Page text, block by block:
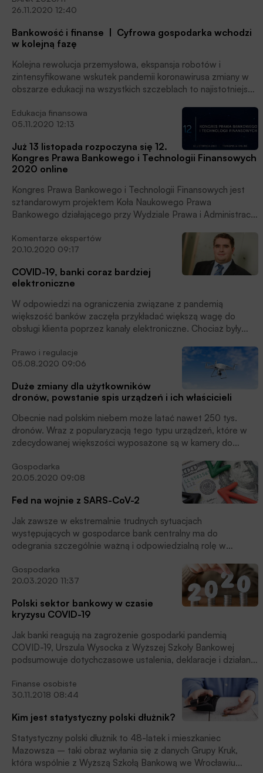
– uważa Grzegorz Rippel, ekspert ds. doradztwa
w Opolu.
26.11.2020 12:40
Bankowość i finanse | Cyfrowa gospodarka wchodzi
w kolejną fazę
Kolejna rewolucja przemysłowa, ekspansja robotów i
zintensyfikowane wskutek pandemii koronawirusa zmiany w
obszarze edukacji na wszystkich szczeblach to najistotniejsze
Gospodarki Elektronicznej.
Edukacja finansowa
05.11.2020 12:13
Już 13 listopada rozpoczyna się 12.
Kongres Prawa Bankowego i Technologii Finansowych
2020 online
Kongres Prawa Bankowego i Technologii Finansowych jest
sztandarowym projektem Koła Naukowego Prawa
Bankowego działającego przy Wydziale Prawa i Administracji
kalendarz najważniejszych wydarzeń na biznesowo-prawnej
mapie Polski. Zasadniczym celem każdej edycji jest
stworzenie przestrzeni do dyskusji dla środowiska
prawniczego, akademickiego i szeroko rozumianego biznesu.
Komentarze ekspertów
20.10.2020 09:17
COVID-19, banki coraz bardziej
elektroniczne
W odpowiedzi na ograniczenia związane z pandemią
większość banków zaczęła przykładać większą wagę do
obsługi klienta poprzez kanały elektroniczne. Chociaż były
zagrożeniami związanymi z COVID-19 to ich ogromny rozwój
można zaobserwować w ostatnich miesiącach, pisze dr
Mariusz Rutke z Wyższej Szkoły Bankowej w Chorzowie.
Prawo i regulacje
05.08.2020 09:06
Duże zmiany dla użytkowników
dronów, powstanie spis urządzeń i ich właścicieli
Obecnie nad polskim niebem może latać nawet 250 tys.
dronów. Wraz z popularyzacją tego typu urządzeń, które w
zdecydowanej większości wyposażone są w kamery do
ochrony danych osobowych i prywatności. Od 31 grudnia tego
roku mają w Polsce wejść w życie przepisy unijne, które
znacząco wpłyną na sposób korzystania z dronów. Zostanie
utworzony m.in. spis osób i instytucji posiadających drony
wyposażone w urządzenia do rejestracji danych.
Gospodarka
20.05.2020 09:08
Fed na wojnie z SARS-CoV-2
Jak zawsze w ekstremalnie trudnych sytuacjach
występujących w gospodarce bank centralny ma do
odegrania szczególnie ważną i odpowiedzialną rolę w
pośrednio wspierana funkcjonowania realnej sfery rodzimej
ekonomiki, a nawet niezakłóconego działania instytucji
sektora publicznego. Przykładem takiej właśnie sytuacji jest
pandemia SARS-CoV-2.
Gospodarka
20.03.2020 11:37
Polski sektor bankowy w czasie
kryzysu COVID-19
Jak banki reagują na zagrożenie gospodarki pandemią
COVID-19, Urszula Wysocka z Wyższej Szkoły Bankowej
podsumowuje dotychczasowe ustalenia, deklaracje i działania
Finanse osobiste
30.11.2018 08:44
Kim jest statystyczny polski dłużnik?
Statystyczny polski dłużnik to 48-latek i mieszkaniec
Mazowsza – taki obraz wyłania się z danych Grupy Kruk,
która wspólnie z Wyższą Szkołą Bankową we Wrocławiu